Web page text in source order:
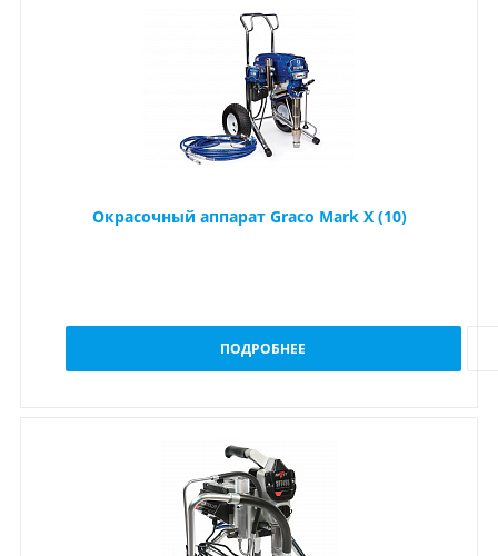
Окрасочный аппарат Graco Mark X (10)
ПОДРОБНЕЕ